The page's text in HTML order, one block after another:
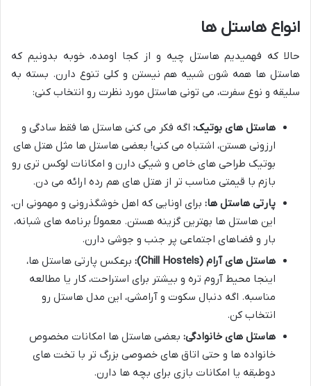
انواع هاستل ها
حالا که فهمیدیم هاستل چیه و از کجا اومده، خوبه بدونیم که
هاستل ها همه شون شبیه هم نیستن و کلی تنوع دارن. بسته به
سلیقه و نوع سفرت، می تونی هاستل مورد نظرت رو انتخاب کنی:
هاستل های بوتیک: اگه فکر می کنی هاستل ها فقط سادگی و
ارزونی هستن، اشتباه می کنی! بعضی هاستل ها مثل هتل های
بوتیک طراحی های خاص و شیکی دارن و امکانات لوکس تری رو
بازم با قیمتی مناسب تر از هتل های هم رده ارائه می دن.
پارتی هاستل ها: برای اونایی که اهل خوشگذرونی و مهمونی ان،
این هاستل ها بهترین گزینه هستن. معمولاً برنامه های شبانه،
بار و فضاهای اجتماعی پر جنب و جوشی دارن.
هاستل های آرام (Chill Hostels):
برعکس پارتی هاستل ها،
اینجا محیط آروم تره و بیشتر برای استراحت، کار یا مطالعه
مناسبه. اگه دنبال سکوت و آرامشی، این مدل هاستل رو
انتخاب کن.
هاستل های خانوادگی: بعضی هاستل ها امکانات مخصوص
خانواده ها و حتی اتاق های خصوصی بزرگ تر با تخت های
دوطبقه یا امکانات بازی برای بچه ها دارن.